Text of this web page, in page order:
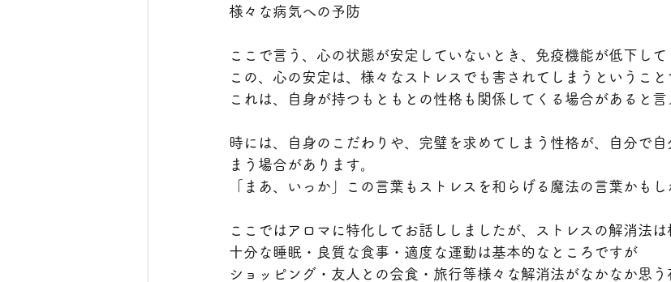
様々な病気への予防
ここで言う、心の状態が安定していないとき、免疫機能が低下して
この、心の安定は、様々なストレスでも害されてしまうということ
これは、自身が持つもともとの性格も関係してくる場合があると言
時には、自身のこだわりや、完璧を求めてしまう性格が、自分で
まう場合があります。
「まあ、いっか」この言葉もストレスを和らげる魔法の言葉かもし
ここではアロマに特化してお話ししましたが、ストレスの解消法は
十分な睡眠・良質な食事・適度な運動は基本的なところですが
ショッピング・友人との会食・旅行等様々な解消法がなかなか思